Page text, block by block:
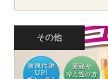
その他